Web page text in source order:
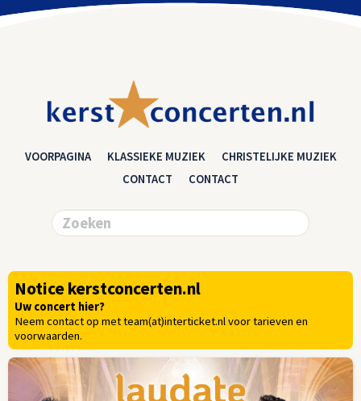
VOORPAGINA KLASSIEKE MUZIEK
CHRISTELIJKE MUZIEK
CONTACT
CONTACT
Notice kerstconcerten.nl
Uw concert hier?
Neem contact op met team(at)interticket.nl voor tarieven en
voorwaarden.